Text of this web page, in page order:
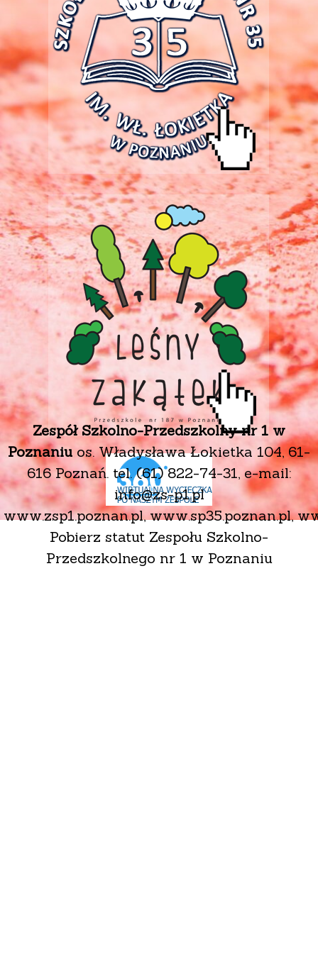
Zespół Szkolno-Przedszkolny nr 1 w
Poznaniu os. Władysława Łokietka 104, 61-
616 Poznań. tel. (61) 822-74-31, e-mail:
info@zs-p1.pl
www.zsp1.poznan.pl, www.sp35.poznan.pl,
Pobierz statut Zespołu Szkolno-
Przedszkolnego nr 1 w Poznaniu